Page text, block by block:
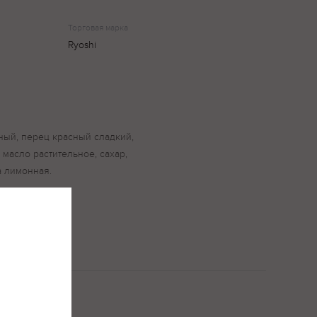
Торговая марка
Ryoshi
перец красный сладкий,
растительное, сахар,
лимонная.